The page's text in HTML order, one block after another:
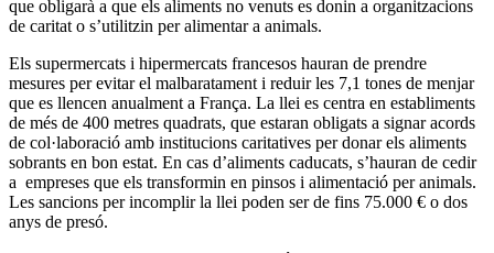
que obligarà a que els aliments no venuts es donin a organitzacions
de caritat o s’utilitzin per alimentar a animals.
Els supermercats i hipermercats francesos hauran de prendre
mesures per evitar el malbaratament i reduir les 7,1 tones de menjar
que es llencen anualment a França. La llei es centra en establiments
de més de 400 metres quadrats, que estaran obligats a signar acords
de col·laboració amb institucions caritatives per donar els aliments
sobrants en bon estat. En cas d’aliments caducats, s’hauran de cedir
a empreses que els transformin en pinsos i alimentació per animals.
Les sancions per incomplir la llei poden ser de fins 75.000 € o dos
anys de presó.